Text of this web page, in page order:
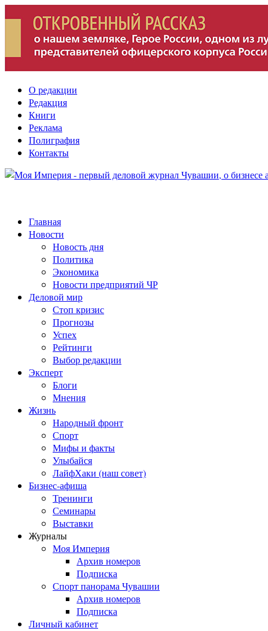
О редакции
Редакция
Книги
Реклама
Полиграфия
Контакты
Главная
Новости
Новость дня
Политика
Экономика
Новости предприятий ЧР
Деловой мир
Стоп кризис
Прогнозы
Успех
Рейтинги
Выбор редакции
Эксперт
Блоги
Мнения
Жизнь
Народный фронт
Спорт
Мифы и факты
Улыбайся
ЛайфХаки (наш совет)
Бизнес-афиша
Тренинги
Семинары
Выставки
Журналы
Моя Империя
Архив номеров
Подписка
Спорт панорама Чувашии
Архив номеров
Подписка
Личный кабинет